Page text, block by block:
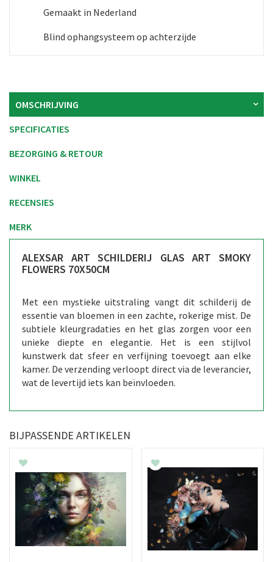
Gemaakt in Nederland
Blind ophangsysteem op achterzijde
OMSCHRIJVING
SPECIFICATIES
BEZORGING & RETOUR
WINKEL
RECENSIES
MERK
ALEXSAR ART SCHILDERIJ GLAS ART SMOKY
FLOWERS 70X50CM
Met een mystieke uitstraling vangt dit schilderij de
essentie van bloemen in een zachte, rokerige mist. De
subtiele kleurgradaties en het glas zorgen voor een
unieke diepte en elegantie. Het is een stijlvol
kunstwerk dat sfeer en verfijning toevoegt aan elke
kamer. De verzending verloopt direct via de leverancier,
wat de levertijd iets kan beïnvloeden.
BIJPASSENDE ARTIKELEN